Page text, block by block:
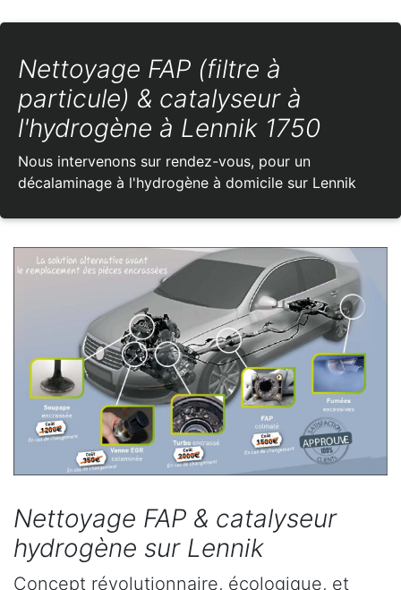
Nettoyage FAP (filtre à
particule) & catalyseur à
l'hydrogène à Lennik 1750
Nous intervenons sur rendez-vous, pour un
décalaminage à l'hydrogène à domicile sur Lennik
Nettoyage FAP & catalyseur
hydrogène sur Lennik
Concept révolutionnaire, écologique, et